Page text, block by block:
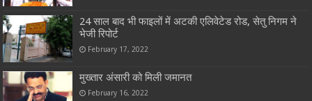
24 साल बाद भी फाइलों में अटकी एलिवेटेड रोड, सेतु निगम ने
भेजी रिपोर्ट
February 17, 2022
मुख्तार अंसारी को मिली जमानत
February 16, 2022